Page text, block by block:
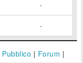
-
-
Pubblico | Forum |